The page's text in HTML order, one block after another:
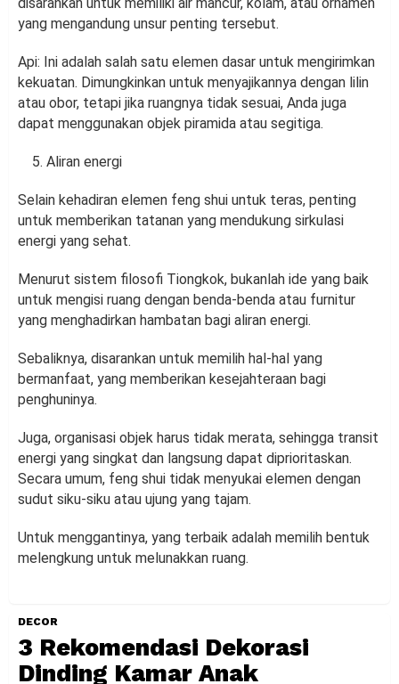
yang mengandung unsur penting tersebut.
Api: Ini adalah salah satu elemen dasar untuk mengirimkan
kekuatan. Dimungkinkan untuk menyajikannya dengan lilin
atau obor, tetapi jika ruangnya tidak sesuai, Anda juga
dapat menggunakan objek piramida atau segitiga.
Aliran energi
Selain kehadiran elemen feng shui untuk teras, penting
untuk memberikan tatanan yang mendukung sirkulasi
energi yang sehat.
Menurut sistem filosofi Tiongkok, bukanlah ide yang baik
untuk mengisi ruang dengan benda-benda atau furnitur
yang menghadirkan hambatan bagi aliran energi.
Sebaliknya, disarankan untuk memilih hal-hal yang
bermanfaat, yang memberikan kesejahteraan bagi
penghuninya.
Juga, organisasi objek harus tidak merata, sehingga transit
energi yang singkat dan langsung dapat diprioritaskan.
Secara umum, feng shui tidak menyukai elemen dengan
sudut siku-siku atau ujung yang tajam.
Untuk menggantinya, yang terbaik adalah memilih bentuk
melengkung untuk melunakkan ruang.
DECOR
3 Rekomendasi Dekorasi
Dinding Kamar Anak